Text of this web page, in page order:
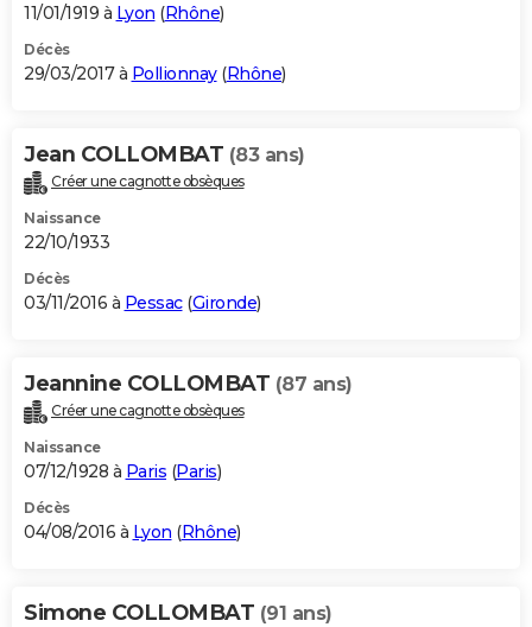
11/01/1919 à Lyon (Rhône)
Décès
29/03/2017 à Pollionnay(Rhône)
Jean COLLOMBAT (83 ans)
Créer une cagnotte obsèques
Naissance
22/10/1933
Décès
03/11/2016 à Pessac(Gironde)
Jeannine COLLOMBAT (87 ans)
Créer une cagnotte obsèques
Naissance
07/12/1928 à Paris (Paris)
Décès
04/08/2016 à Lyon (Rhône)
Simone COLLOMBAT (91 ans)